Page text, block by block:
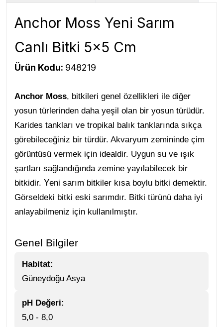
Anchor Moss Yeni Sarım
Canlı Bitki 5x5 Cm
Ürün Kodu: 948219
Anchor Moss, bitkileri genel özellikleri ile diğer
yosun türlerinden daha yeşil olan bir yosun türüdür.
Karides tankları ve tropikal balık tanklarında sıkça
görebileceğiniz bir türdür. Akvaryum zemininde çim
görüntüsü vermek için idealdir. Uygun su ve ışık
şartları sağlandığında zemine yayılabilecek bir
bitkidir. Yeni sarım bitkiler kısa boylu bitki demektir.
Görseldeki bitki eski sarımdır. Bitki türünü daha iyi
anlayabilmeniz için kullanılmıştır.
Genel Bilgiler
Habitat:
Güneydoğu Asya
pH Değeri:
5,0 - 8,0